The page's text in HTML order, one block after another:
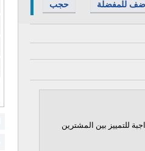
حجب أضف للمفضلة
للتمييز بين المشترين